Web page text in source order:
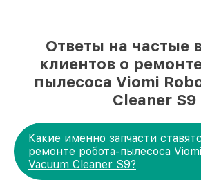
Ответы на частые
клиентов о
пылесоса Viomi
Cleaner S9
Какие именно запчасти
ремонте робота-пылесоса
Vacuum Cleaner S9?